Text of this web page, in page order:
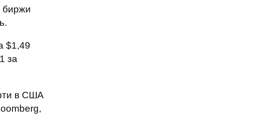
биржи
$1,49
за
в США